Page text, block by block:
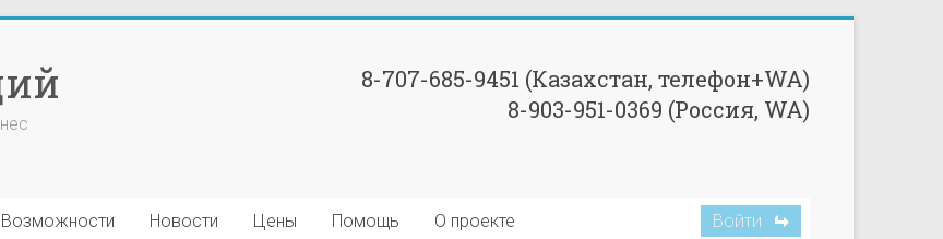
8-707-685-9451 (Казахстан, телефон+WA)
8-903-951-0369 (Россия, WA)
Возможности Новости Цены Помощь О проекте Войти